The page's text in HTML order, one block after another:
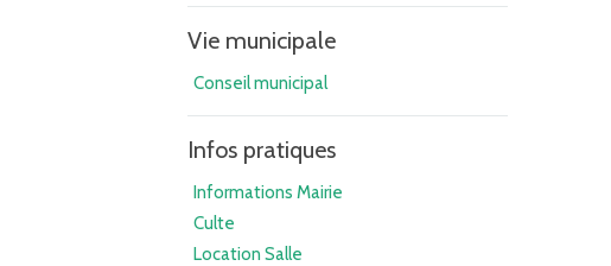
Vie municipale
Conseil municipal
Infos pratiques
Informations Mairie
Culte
Location Salle